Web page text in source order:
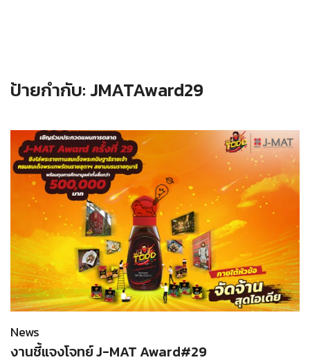
ป้ายกำกับ: JMATAward29
Read more
News
งานชี้แจงโจทย์ J-MAT Award#29